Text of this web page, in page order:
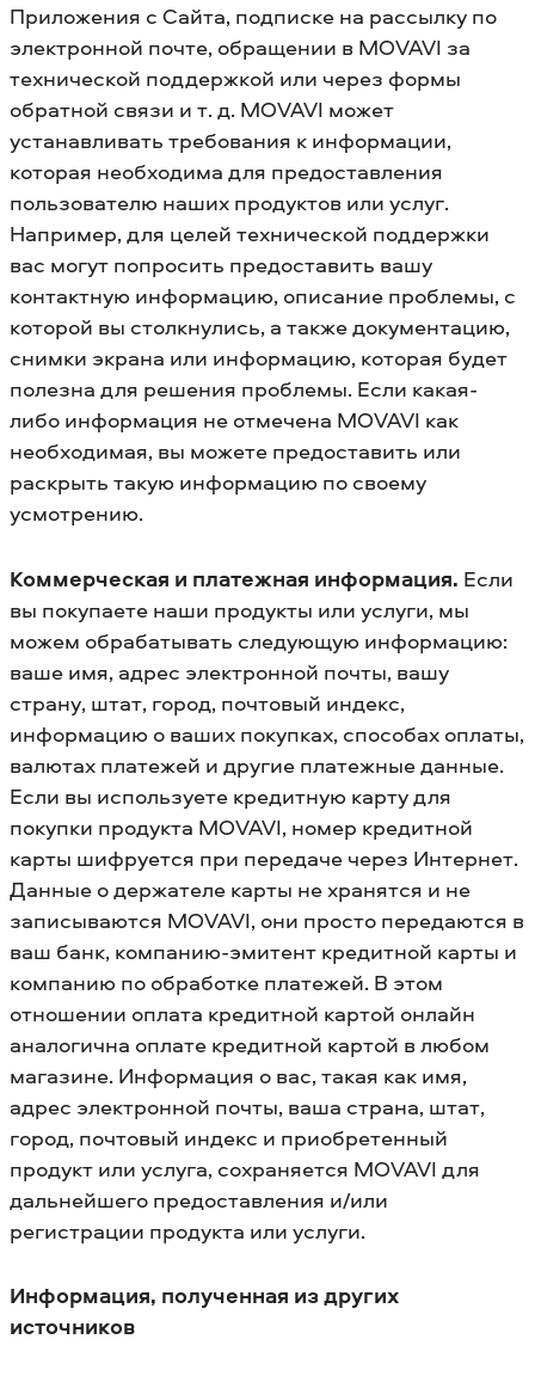
Приложения с Сайта, подписке на рассылку по
электронной почте, обращении в MOVAVI за
технической поддержкой или через формы
обратной связи и т. д. MOVAVI может
устанавливать требования к информации,
которая необходима для предоставления
пользователю наших продуктов или услуг.
Например, для целей технической поддержки
вас могут попросить предоставить вашу
контактную информацию, описание проблемы, с
которой вы столкнулись, а также документацию,
снимки экрана или информацию, которая будет
полезна для решения проблемы. Если какая-
либо информация не отмечена MOVAVI как
необходимая, вы можете предоставить или
раскрыть такую ​​информацию по своему
усмотрению.
Коммерческая и платежная информация. Если
вы покупаете наши продукты или услуги, мы
можем обрабатывать следующую информацию:
ваше имя, адрес электронной почты, вашу
страну, штат, город, почтовый индекс,
информацию о ваших покупках, способах оплаты,
валютах платежей и другие платежные данные.
Если вы используете кредитную карту для
покупки продукта MOVAVI, номер кредитной
карты шифруется при передаче через Интернет.
Данные о держателе карты не хранятся и не
записываются MOVAVI, они просто передаются в
ваш банк, компанию-эмитент кредитной карты и
компанию по обработке платежей. В этом
отношении оплата кредитной картой онлайн
аналогична оплате кредитной картой в любом
магазине. Информация о вас, такая как имя,
адрес электронной почты, ваша страна, штат,
город, почтовый индекс и приобретенный
продукт или услуга, сохраняется MOVAVI для
дальнейшего предоставления и/или
регистрации продукта или услуги.
Информация, полученная из других
источников